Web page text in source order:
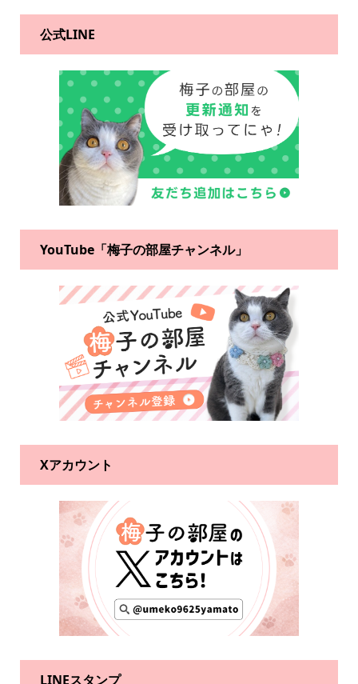
公式LINE
YouTube「梅子の部屋チャンネル」
Xアカウント
LINEスタンプ